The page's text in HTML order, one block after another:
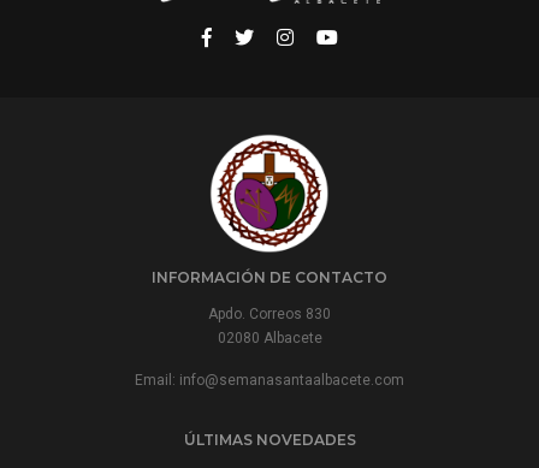
INFORMACIÓN DE CONTACTO
Apdo. Correos 830
02080 Albacete
Email: info@semanasantaalbacete.com
ÚLTIMAS NOVEDADES